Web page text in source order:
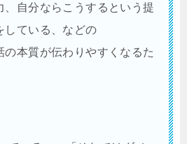
、自分ならこうするという提
している、などの
の本質が伝わりやすくなるた